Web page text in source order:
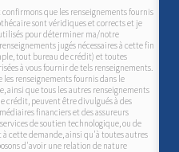
que les renseignements fournis
sont véridiques et corrects et je
pour déterminer ma/notre
jugés nécessaires à cette fin
tout bureau de crédit) et toutes
à vous fournir de tels renseignements.
renseignements fournis dans le
ainsi que tous les autres renseignements
crédit, peuvent être divulgués à des
financiers et des assureurs
de soutien technologique, ou de
cette demande, ainsi qu'à toutes autres
d'avoir une relation de nature